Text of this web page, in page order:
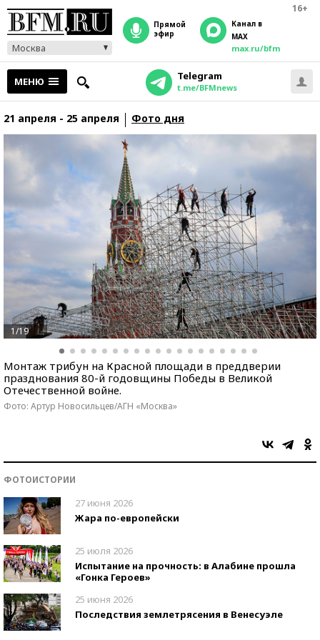
16+
Москва
прямой
эфир
Канал в
MAX
max.ru/bfm
МЕНЮ Telegram
t.me/BFMnews
21 апреля - 25 апреля Фото дня
1/19
Монтаж трибун на Красной площади в преддверии
празднования 80-й годовщины Победы в Великой
Отечественной войне.
Фото: Артур Новосильцев/АГН «Москва»
ФОТОИСТОРИИ
27 июня 2026
Жара по-европейски
25 июля 2026
Испытание на прочность: в Алабине прошла
«Гонка Героев»
25 июня 2026
Последствия землетрясения в Венесуэле